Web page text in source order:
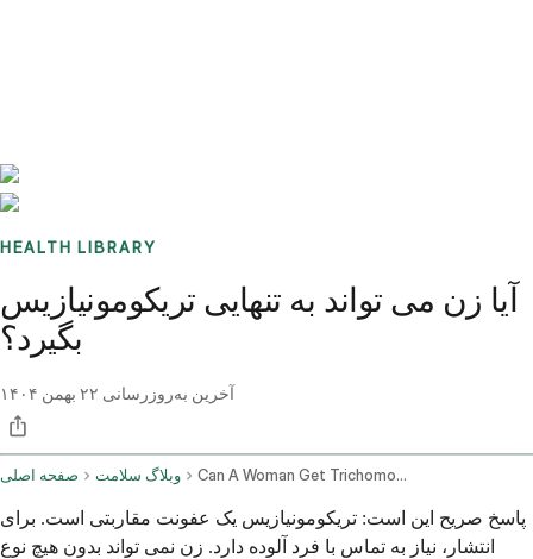
HEALTH LIBRARY
آیا زن می تواند به تنهایی تریکومونیازیس
بگیرد؟
آخرین به‌روزرسانی ۲۲ بهمن ۱۴۰۴
صفحه اصلی وبلاگ سلامت Can A Woman Get Trichomoniasis On Her Own
پاسخ صریح این است: تریکومونیازیس یک عفونت مقاربتی است. برای
انتشار، نیاز به تماس با فرد آلوده دارد. زن نمی تواند بدون هیچ نوع